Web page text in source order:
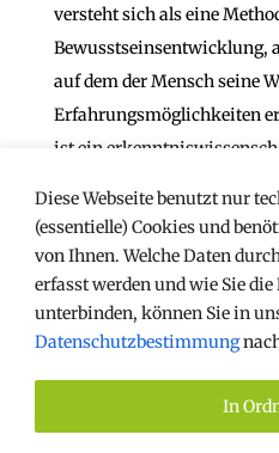
Diese Webseite benutzt nur
(essentielle) Cookies und
von Ihnen. Welche Daten
erfasst werden und wie Sie
unterbinden, können Sie in
Datenschutzbestimmung
In
versteht sich als eine
Bewusstseinsentwicklung,
auf dem der Mensch seine
Erfahrungsmöglichkeiten
ist ein
Mensch nie fertig, sondern
unterliegt auch die
lebendigen Entwicklung
gesellschaftlichen Kontext
werden. Zudem wurde sie
theoretisches
darauf ab, in der